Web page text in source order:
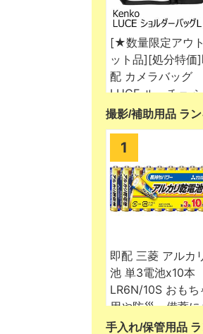
撮影/補助用品 ラ
手入れ/保管用品